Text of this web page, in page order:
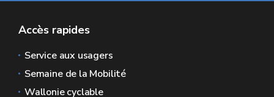
Accès rapides
Service aux usagers
Semaine de la Mobilité
Wallonie cyclable